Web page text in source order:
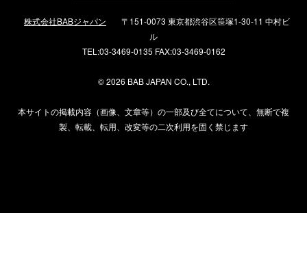
株式会社BABジャパン
〒151-0073 東京都渋谷区笹塚1-30-11 中村ビ
ル
TEL:03-3469-0135 FAX:03-3469-0162
©2026 BAB JAPAN CO., LTD.
本サイトの掲載内容（画像、文章等）の一部及び全てについて、無断で複
製、転載、転用、改変等の二次利用を固く禁じます